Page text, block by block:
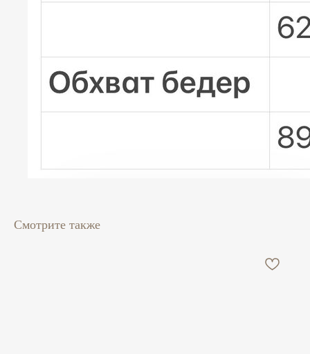
Смотрите также